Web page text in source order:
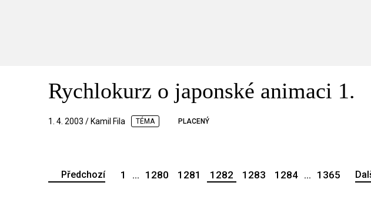
Rychlokurz o japonské animaci 1.
1. 4. 2003 / Kamil Fila TÉMA PLACENÝ
Předchozí 1 ... 1280 1281 1282 1283 1284 ... 1365